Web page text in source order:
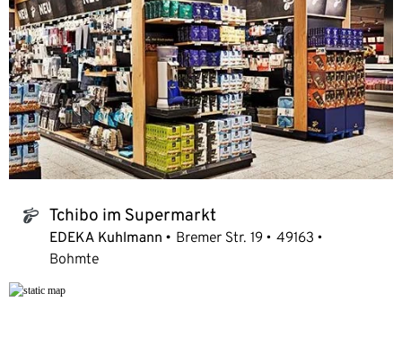
tchibo_logo Tchibo im Supermarkt
EDEKA Kuhlmann Bremer Str. 19
49163
Bohmte